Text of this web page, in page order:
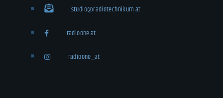
studio@radiotechnikum.at
radioone.at
radioone_at